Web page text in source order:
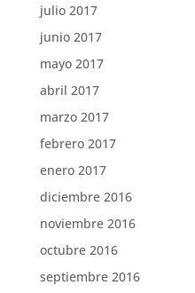
julio 2017
junio 2017
mayo 2017
abril 2017
marzo 2017
febrero 2017
enero 2017
diciembre 2016
noviembre 2016
octubre 2016
septiembre 2016